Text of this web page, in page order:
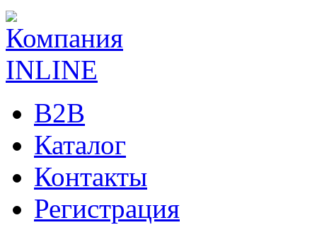
B2B
Каталог
Контакты
Регистрация